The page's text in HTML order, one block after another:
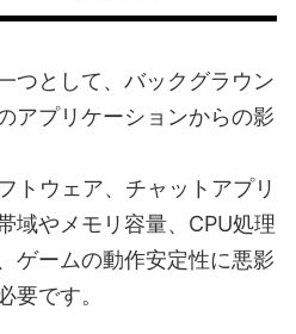
つとして、バックグラウン
アプリケーションからの影
トウェア、チャットアプリ
域やメモリ容量、CPU処理
ゲームの動作安定性に悪影
要です。